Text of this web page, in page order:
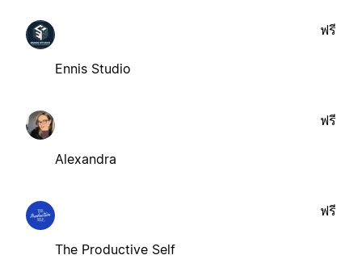
Ennis Studio
ฟรี
Alexandra
ฟรี
The Productive Self
ฟรี